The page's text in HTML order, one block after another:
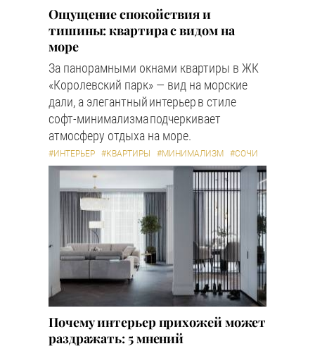
Ощущение спокойствия и
тишины: квартира с видом на
море
За панорамными окнами квартиры в ЖК
«Королевский парк» — вид на морские
дали, а элегантный интерьер в стиле
софт-минимализма подчеркивает
атмосферу отдыха на море.
#ИНТЕРЬЕР #КВАРТИРЫ #МИНИМАЛИЗМ #СОЧИ
Почему интерьер прихожей может
раздражать: 5 мнений